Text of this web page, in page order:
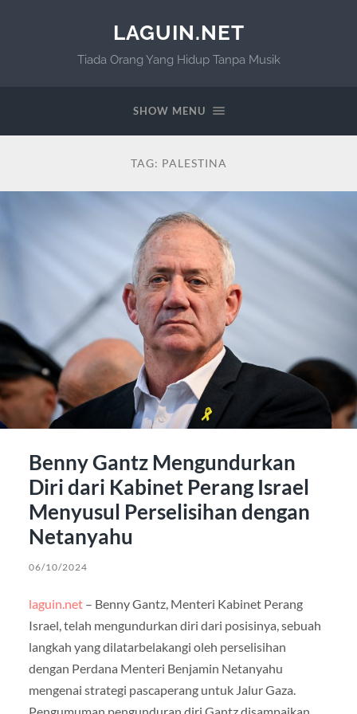
LAGUIN.NET
Tiada Orang Yang Hidup Tanpa Musik
SHOW MENU
TAG: PALESTINA
Benny Gantz Mengundurkan
Diri dari Kabinet Perang Israel
Menyusul Perselisihan dengan
Netanyahu
06/10/2024
laguin.net– Benny Gantz, Menteri Kabinet Perang
Israel, telah mengundurkan diri dari posisinya, sebuah
langkah yang dilatarbelakangi oleh perselisihan
dengan Perdana Menteri Benjamin Netanyahu
mengenai strategi pascaperang untuk Jalur Gaza.